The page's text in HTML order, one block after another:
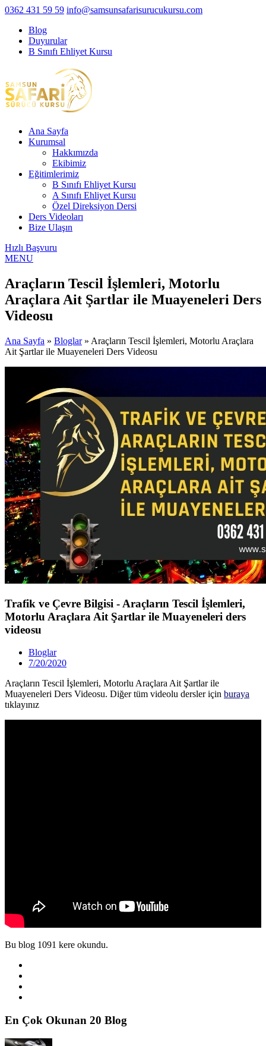
0362 431 59 59 info@samsunsafarisurucukursu.com
Blog
Duyurular
B Sınıfı Ehliyet Kursu
Ana Sayfa
Kurumsal
Hakkımızda
Ekibimiz
Eğitimlerimiz
B Sınıfı Ehliyet Kursu
A Sınıfı Ehliyet Kursu
Özel Direksiyon Dersi
Ders Videoları
Bize Ulaşın
Hızlı Başvuru
MENU
Araçların Tescil İşlemleri, Motorlu
Araçlara Ait Şartlar ile Muayeneleri Ders
Videosu
Ana Sayfa » Bloglar » Araçların Tescil İşlemleri, Motorlu Araçlara
Ait Şartlar ile Muayeneleri Ders Videosu
Trafik ve Çevre Bilgisi - Araçların Tescil İşlemleri,
Motorlu Araçlara Ait Şartlar ile Muayeneleri ders
videosu
Bloglar
7/20/2020
Araçların Tescil İşlemleri, Motorlu Araçlara Ait Şartlar ile
Muayeneleri Ders Videosu. Diğer tüm videolu dersler için buraya
tıklayınız
Bu blog 1091 kere okundu.
En Çok Okunan 20 Blog